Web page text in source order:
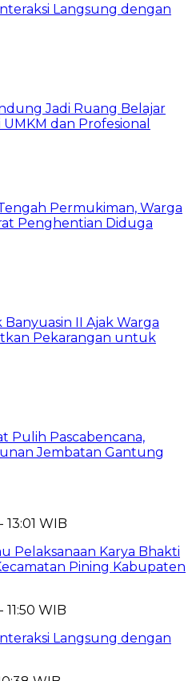
Langsung dengan
Jadi Ruang Belajar
dan Profesional
Permukiman, Warga
Penghentian Diduga
II Ajak Warga
Pekarangan untuk
Pulih Pascabencana,
Jembatan Gantung
WIB
Pelaksanaan Karya Bhakti
Pining Kabupaten
WIB
Langsung dengan